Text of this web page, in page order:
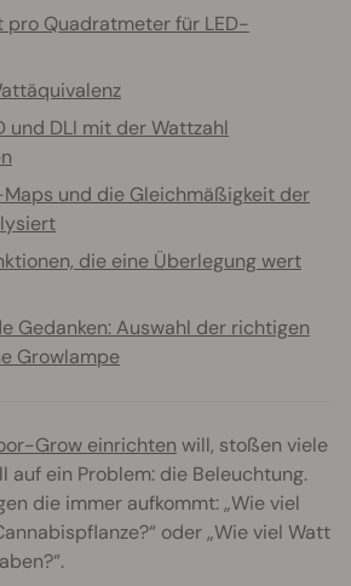
pro Quadratmeter für LED-
und DLI mit der Wattzahl
Maps und die Gleichmäßigkeit der
die eine Überlegung wert
Gedanken: Auswahl der richtigen
Growlampe
Grow einrichten will, stoßen viele
auf ein Problem: die Beleuchtung.
die immer aufkommt: „Wie viel
oder „Wie viel Watt